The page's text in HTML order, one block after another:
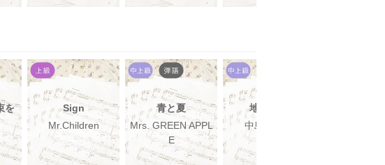
を
Sign
Mr.Children
青と夏
Mrs. GREEN APPL
E
地上の星
中島みゆき